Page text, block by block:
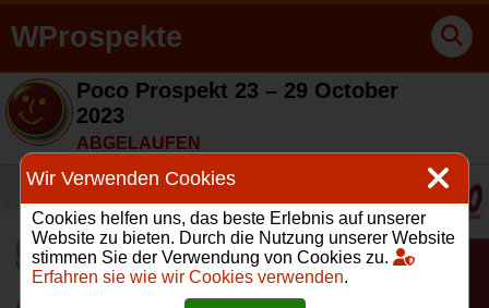
WProspekte
Poco Prospekt 23 – 29 October
2023
ABGELAUFEN
Wir Verwenden Cookies
Cookies helfen uns, das beste Erlebnis auf unserer
Website zu bieten. Durch die Nutzung unserer Website
stimmen Sie der Verwendung von Cookies zu.
Erfahren sie wie wir Cookies verwenden.